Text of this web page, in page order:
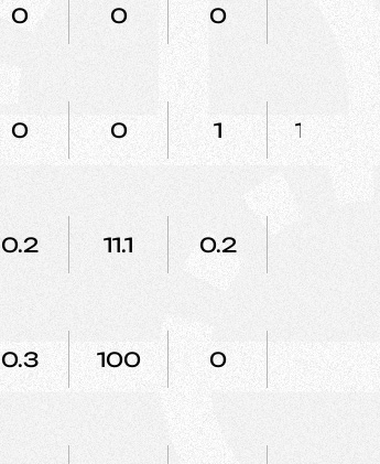
0 0 0
0 0 1 100
0.2 11.1 0.2
0.3 100 0